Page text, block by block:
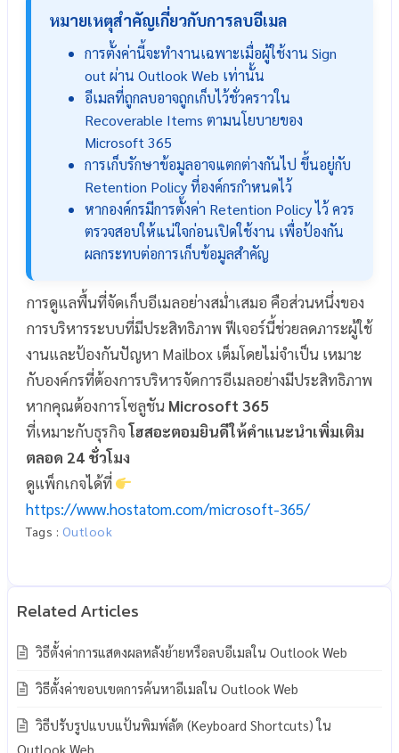
หมายเหตุสำคัญเกี่ยวกับการลบอีเมล
การตั้งค่านี้จะทำงานเฉพาะเมื่อผู้ใช้งาน Sign
out ผ่าน Outlook Web เท่านั้น
อีเมลที่ถูกลบอาจถูกเก็บไว้ชั่วคราวใน
Recoverable Items ตามนโยบายของ
Microsoft 365
การเก็บรักษาข้อมูลอาจแตกต่างกันไป ขึ้นอยู่กับ
Retention Policy ที่องค์กรกำหนดไว้
หากองค์กรมีการตั้งค่า Retention Policy ไว้ ควร
ตรวจสอบให้แน่ใจก่อนเปิดใช้งาน เพื่อป้องกัน
ผลกระทบต่อการเก็บข้อมูลสำคัญ
การดูแลพื้นที่จัดเก็บอีเมลอย่างสม่ำเสมอ คือส่วนหนึ่งของ
การบริหารระบบที่มีประสิทธิภาพ ฟีเจอร์นี้ช่วยลดภาระผู้ใช้
งานและป้องกันปัญหา Mailbox เต็มโดยไม่จำเป็น เหมาะ
กับองค์กรที่ต้องการบริหารจัดการอีเมลอย่างมีประสิทธิภาพ
หากคุณต้องการโซลูชัน Microsoft 365
ที่เหมาะกับธุรกิจโฮสอะตอมยินดีให้คำแนะนำเพิ่มเติม
ตลอด 24 ชั่วโมง
ดูแพ็กเกจได้ที่
https://www.hostatom.com/microsoft-365/
Tags : Outlook
วิธีตั้งค่าการแสดงผลหลังย้ายหรือลบอีเมลใน Outlook Web
วิธีตั้งค่าขอบเขตการค้นหาอีเมลใน Outlook Web
วิธีปรับรูปแบบแป้นพิมพ์ลัด (Keyboard Shortcuts) ใน
Outlook Web